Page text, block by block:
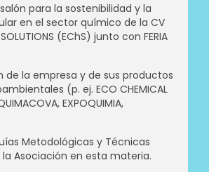
para la sostenibilidad y la
en el sector químico de la CV
(EChS) junto con FERIA
de la empresa y de sus productos
(p. ej. ECO CHEMICAL
EXPOQUIMIA,
Metodológicas y Técnicas
Asociación en esta materia.